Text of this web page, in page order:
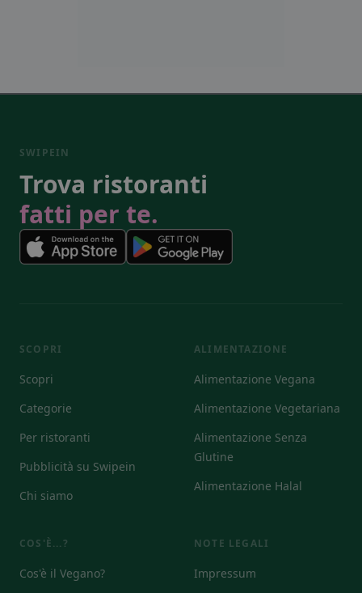
SWIPEIN
Trova ristoranti
fatti per te.
SCOPRI
Scopri
Categorie
Per ristoranti
Pubblicità su Swipein
Chi siamo
ALIMENTAZIONE
Alimentazione Vegana
Alimentazione Vegetariana
Alimentazione Senza
Glutine
Alimentazione Halal
COS'È...?
Cos'è il Vegano?
NOTE LEGALI
Impressum